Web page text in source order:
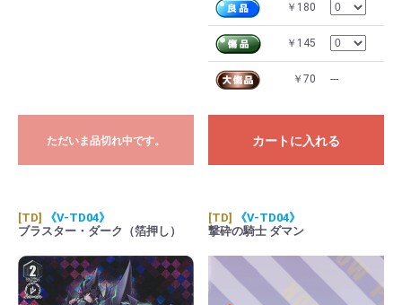
ただいま品切れ中です。
￥180
￥145
￥70 ---
カートに入れる
[TD]
《V-TD04》
ブラスター・ダーク（箔押し）
[TD]
《V-TD04》
撃砕の騎士 ダマン